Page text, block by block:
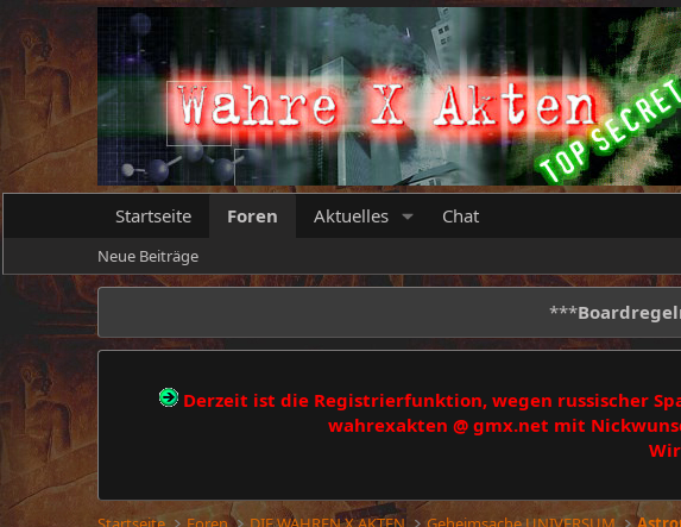
Startseite Foren Aktuelles Chat
Neue Beiträge
***
Derzeit ist die Registrierfunktion, wegen russischer
wahrexakten @ gmx.net mit